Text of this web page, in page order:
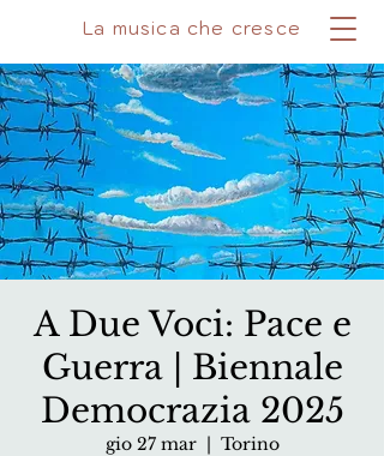
La musica che cresce
A Due Voci: Pace e
Guerra | Biennale
Democrazia 2025
gio 27 mar
  |
Torino